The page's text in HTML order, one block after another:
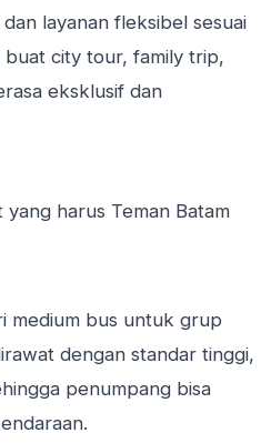
layanan fleksibel sesuai
buat city tour, family trip,
eksklusif dan
harus Teman Batam
medium bus untuk grup
dengan standar tinggi,
penumpang bisa